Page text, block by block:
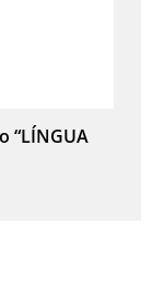
“LÍNGUA